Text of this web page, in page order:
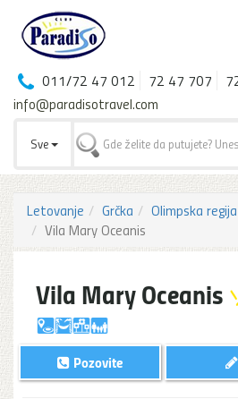
011/72 47 012 72 47 707
info@paradisotravel.com
Sve
Letovanje Grčka Olimpska regija
Vila Mary Oceanis
Vila Mary Oceanis
Pozovite